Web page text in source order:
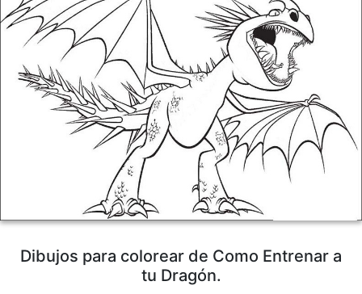
Dibujos para colorear de Como Entrenar a
tu Dragón.